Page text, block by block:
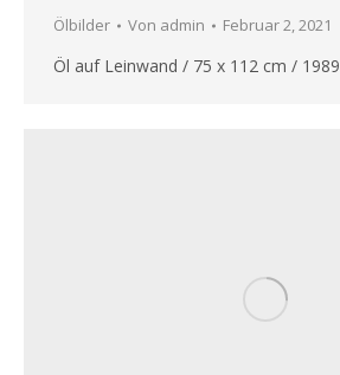
Ölbilder Von admin Februar 2, 2021
Öl auf Leinwand / 75 x 112 cm / 1989